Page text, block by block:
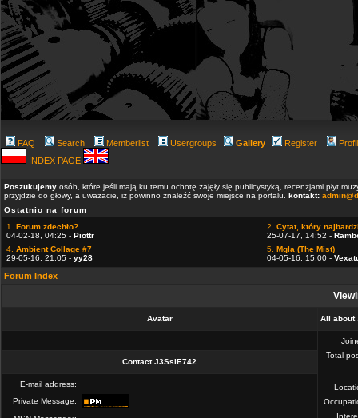
FAQ Search Memberlist Usergroups Gallery Register
INDEX PAGE
Poszukujemy osób, które jeśli mają ku temu ochotę zajęły się publicystyką, recenzjami płyt
przyjdzie do głowy, a uważacie, iż powinno znaleźć swoje miejsce na portalu. kontakt:
Ostatnio na forum
1. Forum zdechło?
04-02-18, 04:25 - Piottr
2. Cytat, który
25-07-17, 14:52 -
4. Ambient Collage #7
29-05-16, 21:05 - yy28
5. Mgla (The Mist)
04-05-16, 15:00 -
Forum Index
Avatar All about
Total
Contact J3SsiE742
E-mail address:
Private Message: